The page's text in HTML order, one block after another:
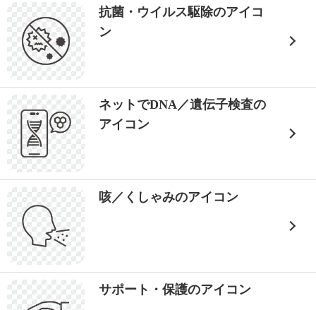
抗菌・ウイルス駆除のアイコ
ン
ネットでDNA／遺伝子検査の
アイコン
咳／くしゃみのアイコン
サポート・保護のアイコン